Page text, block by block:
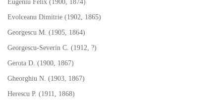
Eugeniu Felix (1900, 1874)
Evolceanu Dimitrie (1902, 1865)
Georgescu M. (1905, 1864)
Georgescu-Severin C. (1912, ?)
Gerota D. (1900, 1867)
Gheorghiu N. (1903, 1867)
Herescu P. (1911, 1868)